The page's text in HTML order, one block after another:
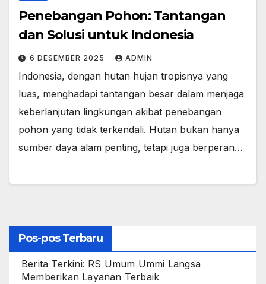
Penebangan Pohon: Tantangan
dan Solusi untuk Indonesia
6 DESEMBER 2025 ADMIN
Indonesia, dengan hutan hujan tropisnya yang
luas, menghadapi tantangan besar dalam menjaga
keberlanjutan lingkungan akibat penebangan
pohon yang tidak terkendali. Hutan bukan hanya
sumber daya alam penting, tetapi juga berperan…
Pos-pos Terbaru
Berita Terkini: RS Umum Ummi Langsa
Memberikan Layanan Terbaik